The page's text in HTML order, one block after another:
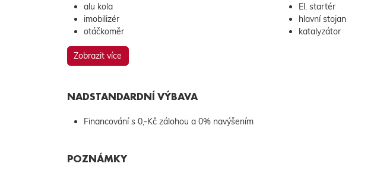
alu kola
imobilizér
otáčkoměr
El. startér
hlavní stojan
katalyzátor
Zobrazit více
NADSTANDARDNÍ VÝBAVA
Financování s 0,-Kč zálohou a 0% navýšením
POZNÁMKY